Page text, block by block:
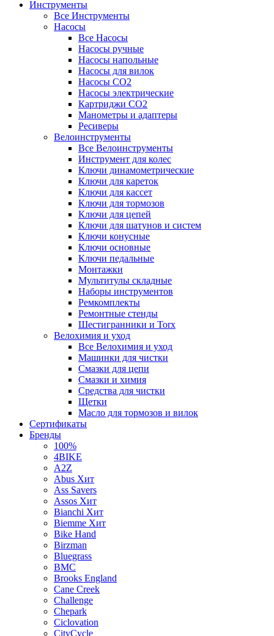
Инструменты
Все Инструменты
Насосы
Все Насосы
Насосы ручные
Насосы напольные
Насосы для вилок
Насосы CO2
Насосы электрические
Картриджи CO2
Манометры и адаптеры
Ресиверы
Велоинструменты
Все Велоинструменты
Инструмент для колес
Ключи динамометрические
Ключи для кареток
Ключи для кассет
Ключи для тормозов
Ключи для цепей
Ключи для шатунов и систем
Ключи конусные
Ключи основные
Ключи педальные
Монтажки
Мультитулы складные
Наборы инструментов
Ремкомплекты
Ремонтные стенды
Шестигранники и Torx
Велохимия и уход
Все Велохимия и уход
Машинки для чистки
Смазки для цепи
Смазки и химия
Средства для чистки
Щетки
Масло для тормозов и вилок
Сертификаты
Бренды
100%
4BIKE
A2Z
Abus Хит
Ass Savers
Assos Хит
Bianchi Хит
Biemme Хит
Bike Hand
Birzman
Bluegrass
BMC
Brooks England
Cane Creek
Challenge
Chepark
Ciclovation
CityCycle